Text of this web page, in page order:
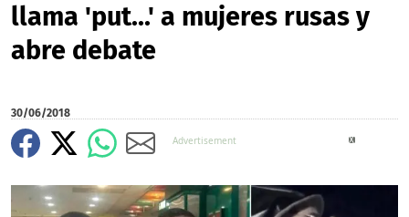
llama 'put...' a mujeres rusas y
abre debate
30/06/2018
X